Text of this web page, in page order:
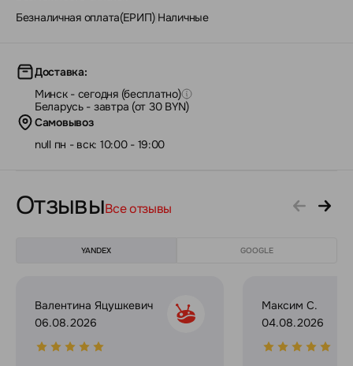
Безналичная оплата(ЕРИП)| Наличные
Доставка:
Минск - сегодня (бесплатно)
Беларусь - завтра (от 30 BYN)
Самовывоз
null пн - вск: 10:00 - 19:00
ОтзывыВсе отзывы
YANDEX GOOGLE
Валентина Яцушкевич
06.08.2026
Максим С.
04.08.2026